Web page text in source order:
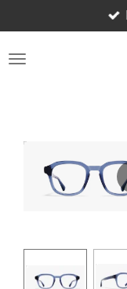
to
main